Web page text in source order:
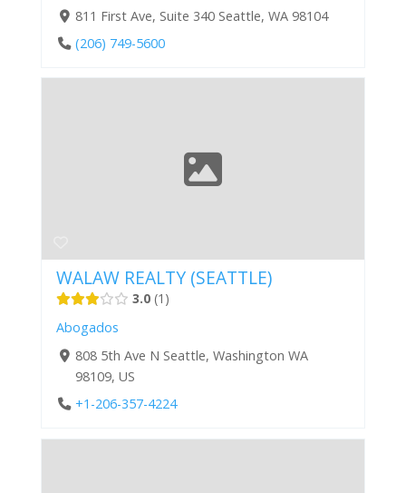
811 First Ave, Suite 340 Seattle, WA 98104
(206) 749-5600
WALAW REALTY (SEATTLE)
3.0 1
Abogados
808 5th Ave N Seattle, Washington WA
98109, US
+1-206-357-4224